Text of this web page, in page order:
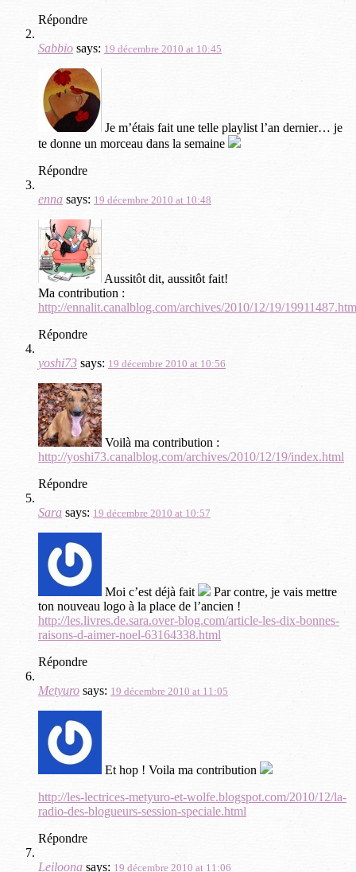
Répondre
Sabbio says: 19 décembre 2010 at 10:45
Je m’étais fait une telle playlist l’an dernier… je
te donne un morceau dans la semaine
Répondre
enna says: 19 décembre 2010 at 10:48
Aussitôt dit, aussitôt fait!
Ma contribution :
http://ennalit.canalblog.com/archives/2010/12/19/
Répondre
yoshi73 says: 19 décembre 2010 at 10:56
Voilà ma contribution :
http://yoshi73.canalblog.com/archives/2010/12/19/index.html
Répondre
Sara says: 19 décembre 2010 at 10:57
Moi c’est déjà fait
Par contre, je vais mettre
ton nouveau logo à la place de l’ancien !
http://les.livres.de.sara.over-blog.com/article-les-dix-bonnes-
raisons-d-aimer-noel-63164338.html
Répondre
Metyuro says: 19 décembre 2010 at 11:05
Et hop ! Voila ma contribution
http://les-lectrices-metyuro-et-wolfe.blogspot.com/2010/12/la-
radio-des-blogueurs-session-speciale.html
Répondre
Leiloona says: 19 décembre 2010 at 11:06